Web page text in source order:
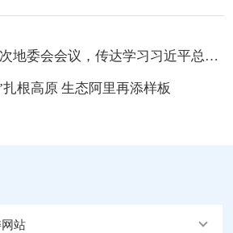
2026年第9次地委会会议，传达学习习近平总书记关于推动全民阅读、建设书香社会的重要论述精神，传达学习中央第六生态环境保护督察组督察西藏自治区动员会精神
扎根高原 生态阿里再添样板
站